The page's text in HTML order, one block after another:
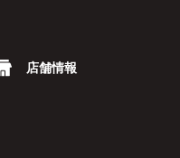
店舗情報